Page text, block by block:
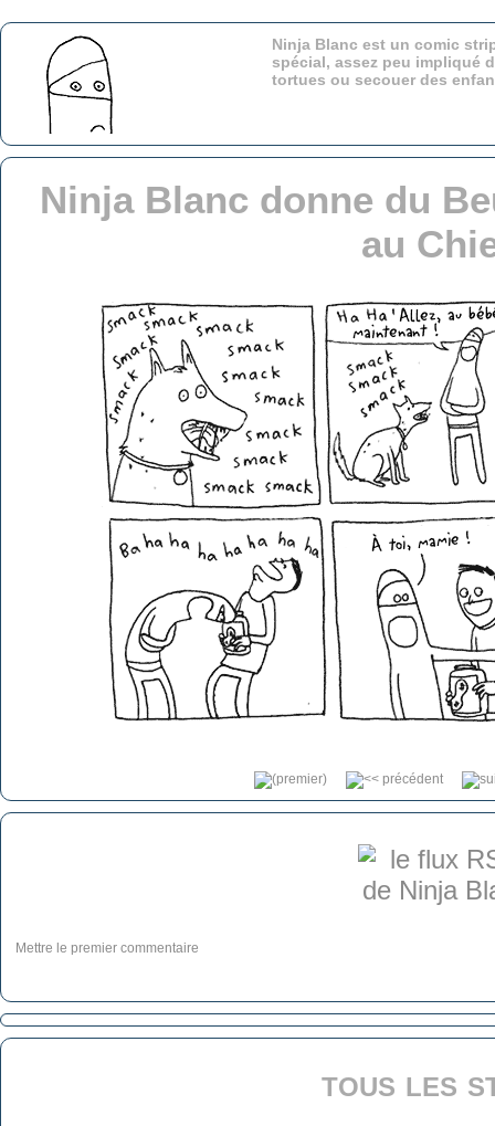
Ninja Blanc est un comic
spécial, assez peu impliqué
tortues ou secouer des
Ninja Blanc donne du
au
Mettre le premier commentaire
tous les